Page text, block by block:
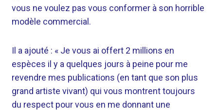
vous ne voulez pas vous conformer à son horrible
modèle commercial.
Il a ajouté : « Je vous ai offert 2 millions en
espèces il y a quelques jours à peine pour me
revendre mes publications (en tant que son plus
grand artiste vivant) qui vous montrent toujours
du respect pour vous en me donnant une